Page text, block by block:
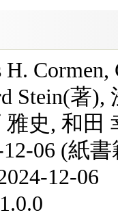
Cormen,
Stein(著
雅史, 和田
06 (紙書
12-06